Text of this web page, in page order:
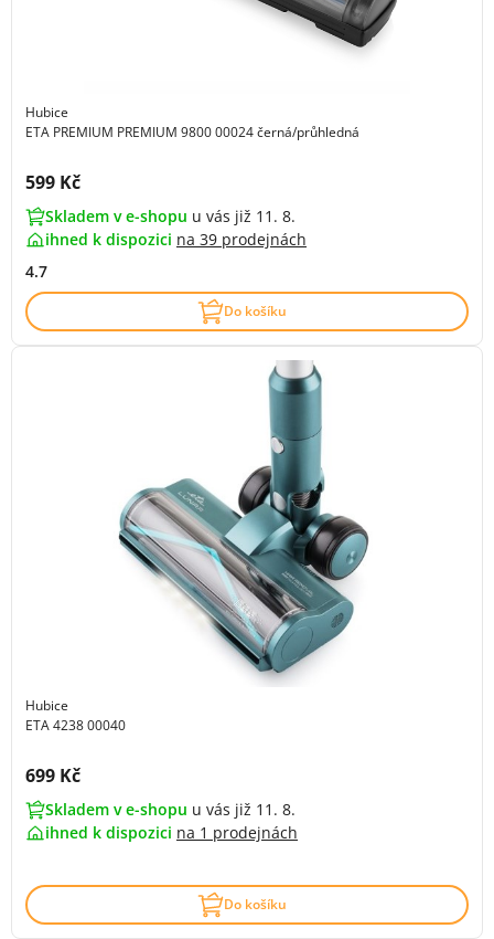
Hubice
ETA PREMIUM PREMIUM 9800 00024 černá/průhledná
Cena s DPH:
599 Kč
Skladem v e-shopu u vás již 11. 8.
ihned k dispozici na 39 prodejnách
4.7
Do košíku
Hubice
ETA 4238 00040
Cena s DPH:
699 Kč
Skladem v e-shopu u vás již 11. 8.
ihned k dispozici na 1 prodejnách
Do košíku